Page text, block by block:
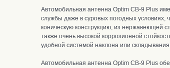
Автомобильная антенна Optim CB-9 Plus
службы даже в суровых погодных условиях,
коническую конструкцию, из нержавеющей
также очень высокой коррозионной
удобной системой наклона или
Автомобильная антенна Optim CB-9 Plus